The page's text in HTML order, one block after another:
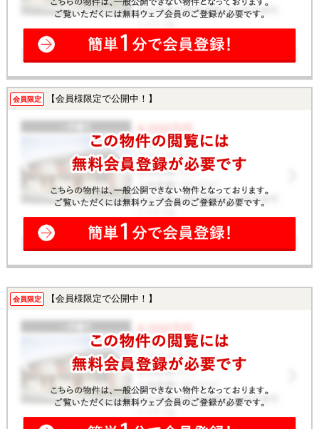
会員限定 【会員様限定で公開中！】
会員限定 【会員様限定で公開中！】